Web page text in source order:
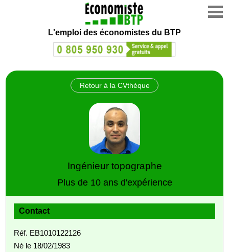
L'emploi des économistes du BTP
Retour à la CVthèque
Ingénieur topographe
Plus de 10 ans d'expérience
Contact
Réf. EB1010122126
Né le 18/02/1983